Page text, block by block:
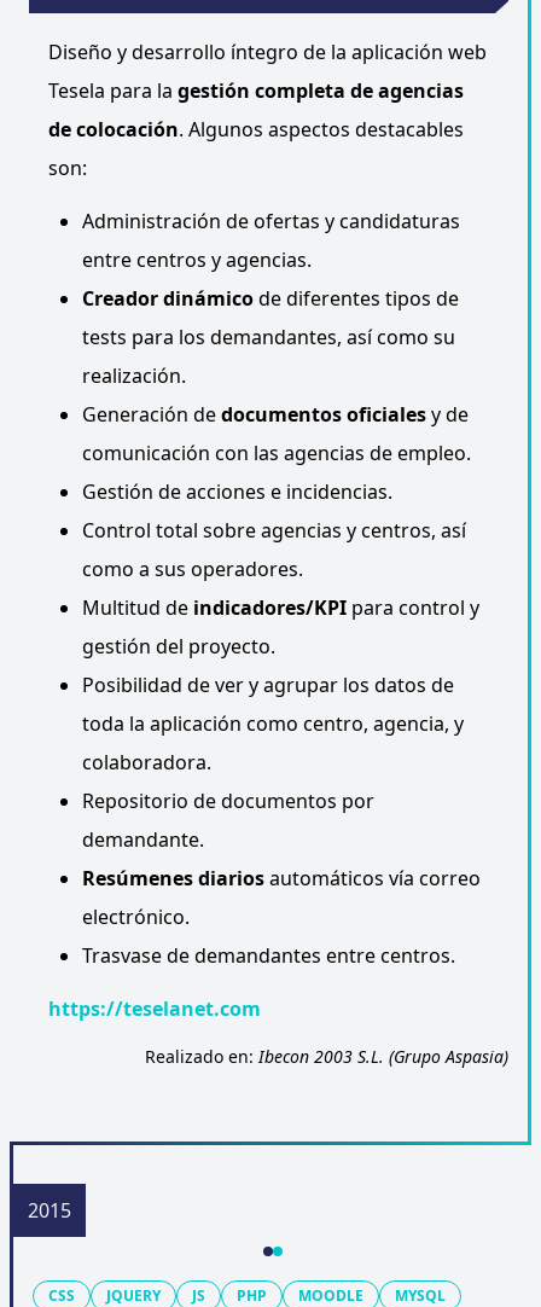
Diseño y desarrollo íntegro de la aplicación web
Tesela para la gestión completa de agencias
de colocación. Algunos aspectos destacables
son:
Administración de ofertas y candidaturas
entre centros y agencias.
Creador dinámicode diferentes tipos de
tests para los demandantes, así como su
realización.
Generación dedocumentos oficialesy de
comunicación con las agencias de empleo.
Gestión de acciones e incidencias.
Control total sobre agencias y centros, así
como a sus operadores.
Multitud de indicadores/KPI para control y
gestión del proyecto.
Posibilidad de ver y agrupar los datos de
toda la aplicación como centro, agencia, y
colaboradora.
Repositorio de documentos por
demandante.
Resúmenes diariosautomáticos vía correo
electrónico.
Trasvase de demandantes entre centros.
https://teselanet.com
Realizado en:Ibecon 2003 S.L. (Grupo Aspasia)
CSS JQUERY JS PHP MOODLE
MYSQL